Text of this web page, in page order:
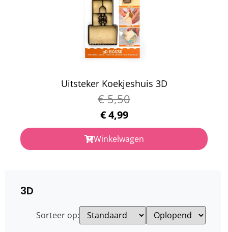
Uitsteker Koekjeshuis 3D
€5,50
€4,99
Winkelwagen
3D
Sorteer op: